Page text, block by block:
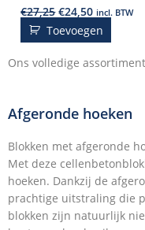
€27,25 €24,50 incl. BTW
Toevoegen
Ons volledige
Afgeronde hoeken
Blokken met afgeronde
Met deze
hoeken. Dankzij de
prachtige uitstraling die
blokken zijn natuurlijk